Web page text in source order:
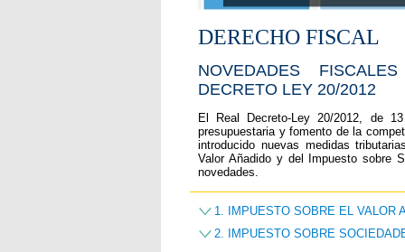
DERECHO FISCAL
NOVEDADES
DECRETO LEY 20/2012
El Real Decreto-Ley 20/2012, de
presupuestaria y fomento de la
introducido nuevas medidas
Valor Añadido y del Impuesto sobre
novedades.
1. IMPUESTO SOBRE EL VALOR
2. IMPUESTO SOBRE